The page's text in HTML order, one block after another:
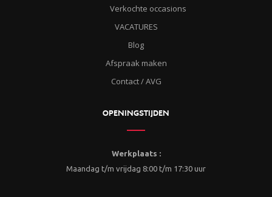
Verkochte occasions
VACATURES
Blog
Afspraak maken
Contact / AVG
OPENINGSTIJDEN
Werkplaats :
Maandag t/m vrijdag 8:00 t/m 17:30 uur